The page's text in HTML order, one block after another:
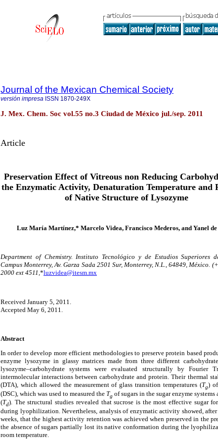
Journal of the Mexican Chemical Society
versión impresa ISSN 1870-249X
J. Mex. Chem. Soc vol.55 no.3 Ciudad de México jul./sep. 2011
Article
Preservation Effect of Vitreous non Reducing
the Enzymatic Activity, Denaturation Temperature and
of Native Structure of Lysozyme
Luz María Martínez,* Marcelo Videa, Francisco Mederos, and Yanel
Department of Chemistry. Instituto Tecnológico y de Estudios Superiores
Campus Monterrey, Av. Garza Sada 2501 Sur, Monterrey, N.L., 64849, México.
2000 ext 4511,*luzvidea@itesm.mx
Received January 5, 2011.
Accepted May 6, 2011.
Abstract
In order to develop more efficient methodologies to preserve protein based
enzyme lysozyme in glassy matrices made from three different
lysozyme–carbohydrate systems were evaluated structurally by Fourier
intermolecular interactions between carbohydrate and protein. Their thermal
(DTA), which allowed the measurement of glass transition temperatures (Tg)
(DSC), which was used to measured the Tg of sugars in the sugar enzyme
(Td). The structural studies revealed that sucrose is the most effective sugar
during lyophilization. Nevertheless, analysis of enzymatic activity showed,
weeks, that the highest activity retention was achieved when preserved in the
the absence of sugars partially lost its native conformation during the
room temperature.